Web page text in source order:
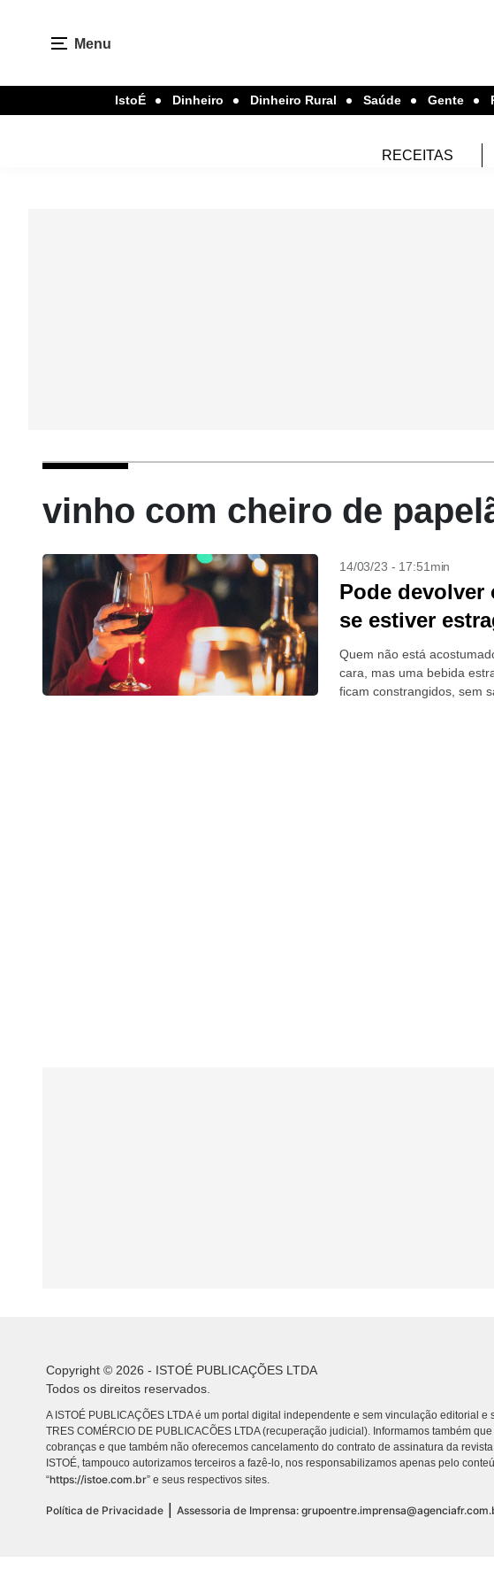
Menu
IstoÉ Dinheiro Dinheiro Rural Saúde Gente
RECEITAS
vinho com cheiro de
14/03/23 - 17:51min
Pode devolver
se estiver
Quem não está
cara, mas uma bebida
ficam constrangidos, sem
Copyright © 2026 - ISTOÉ PUBLICAÇÕES LTDA
Todos os direitos reservados.
A ISTOÉ PUBLICAÇÕES LTDA é um portal digital independente e sem vinculação editorial e
TRES COMÉRCIO DE PUBLICACÕES LTDA (recuperação judicial). Informamos também
cobranças e que também não oferecemos cancelamento do contrato de assinatura da
ISTOÉ, tampouco autorizamos terceiros a fazê-lo, nos responsabilizamos apenas pelo
“https://istoe.com.br” e seus respectivos sites.
Política de Privacidade Assessoria de Imprensa: